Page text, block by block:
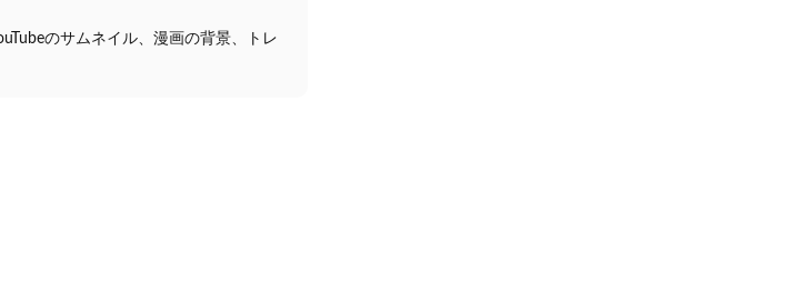
のサムネイル、漫画の背景、トレ